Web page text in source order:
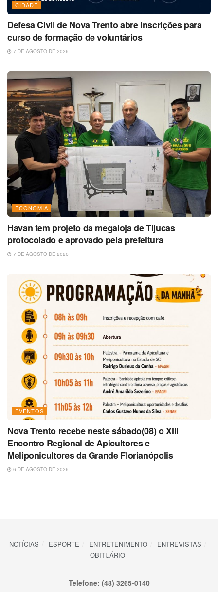
CIDADE
Defesa Civil de Nova Trento abre inscrições para
curso de formação de voluntários
7 DE AGOSTO DE 2026
ECONOMIA
Havan tem projeto da megaloja de Tijucas
protocolado e aprovado pela prefeitura
7 DE AGOSTO DE 2026
EVENTOS
Nova Trento recebe neste sábado(08) o XIII
Encontro Regional de Apicultores e
Meliponicultores da Grande Florianópolis
6 DE AGOSTO DE 2026
NOTÍCIAS ESPORTE ENTRETENIMENTO
ENTREVISTAS
OBITUÁRIO
Telefone: (48) 3265-0140